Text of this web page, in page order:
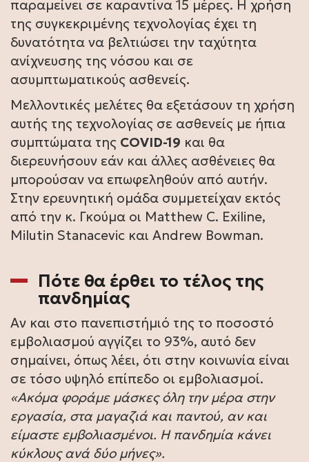
παραμείνει σε καραντίνα 15 μέρες. Η χρήση
της συγκεκριμένης τεχνολογίας έχει τη
δυνατότητα να βελτιώσει την ταχύτητα
ανίχνευσης της νόσου και σε
ασυμπτωματικούς ασθενείς.
Μελλοντικές μελέτες θα εξετάσουν τη χρήση
αυτής της τεχνολογίας σε ασθενείς με ήπια
συμπτώματα της COVID-19 και θα
διερευνήσουν εάν και άλλες ασθένειες θα
μπορούσαν να επωφεληθούν από αυτήν.
Στην ερευνητική ομάδα συμμετείχαν εκτός
από την κ. Γκούμα οι Matthew C. Exiline,
Milutin Stanacevic και Andrew Bowman.
Πότε θα έρθει το τέλος της
πανδημίας
Αν και στο πανεπιστήμιό της το ποσοστό
εμβολιασμού αγγίζει το 93%, αυτό δεν
σημαίνει, όπως λέει, ότι στην κοινωνία είναι
σε τόσο υψηλό επίπεδο οι εμβολιασμοί.
«Ακόμα φοράμε μάσκες όλη την μέρα στην
εργασία, στα μαγαζιά και παντού, αν και
είμαστε εμβολιασμένοι. Η πανδημία κάνει
κύκλους ανά δύο μήνες».